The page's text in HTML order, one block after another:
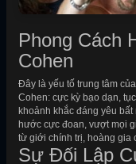
Phong Cách
Cohen
Đây là yếu tố trung tâm
Cohen: cực kỳ bạo dạn,
khoảnh khắc đáng yêu
hước cực đoan, vượt mọi
từ giới chính trị, hoàng gia
Sự Đối Lập